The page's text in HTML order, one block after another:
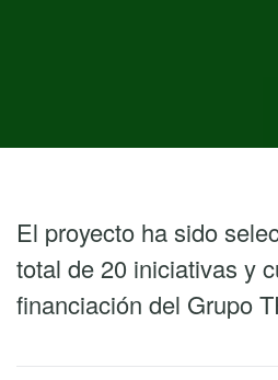
El proyecto ha sido
total de 20 iniciativas y
financiación del Grupo